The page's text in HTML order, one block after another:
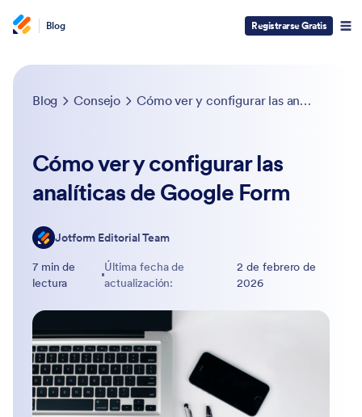
Blog Registrarse Gratis
Blog Consejo Cómo ver y configurar las analíticas de Google Form
Cómo ver y configurar las
analíticas de Google Form
Jotform Editorial Team
7 min de
lectura
Última fecha de
actualización:
2 de febrero de
2026